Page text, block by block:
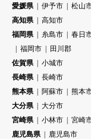
愛媛県
伊予市 松山
高知県
高知市
福岡県
糸島市 春日
福岡市
田川郡
佐賀県
小城市
長崎県
長崎市
熊本県
阿蘇市 熊本
大分県
大分市
宮崎県
小林市 宮崎
鹿児島県
鹿児島市